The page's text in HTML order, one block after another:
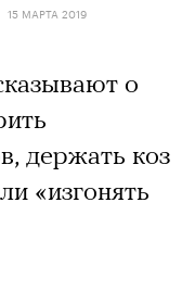
15 МАРТА 2019
о
держать коз
«изгонять